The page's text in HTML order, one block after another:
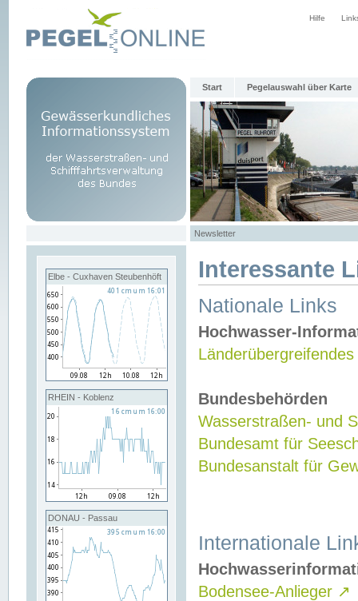
Hilfe
Start Pegelauswahl über Karte
Newsletter
Elbe - Cuxhaven Steubenhöft
RHEIN - Koblenz
DONAU - Passau
Interessante
Nationale Links
Hochwasser-
Bundesbehörden
Wasserstraßen- und
Bundesamt für
Bundesanstalt für
Internationale
Bodensee-Anlieger ↗